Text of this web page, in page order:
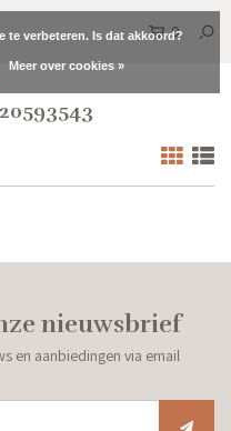
0
nieuwsbrief
en aanbiedingen via email
te verbeteren. Is dat akkoord?
Meer over cookies »